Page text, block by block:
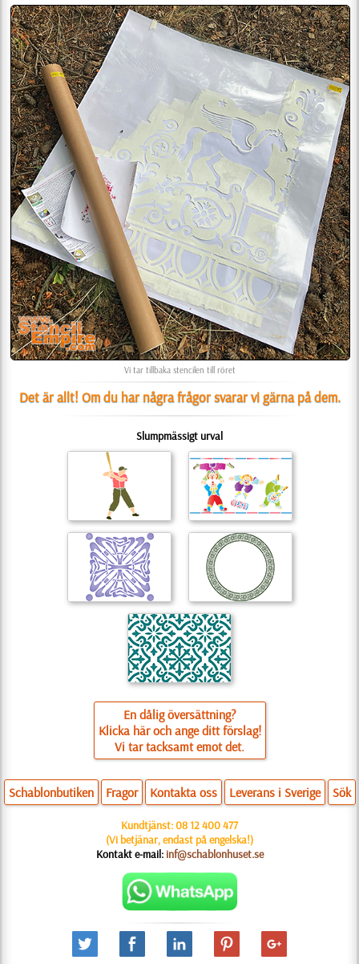
Vi tar tillbaka stencilen till röret
Det är allt! Om du har några frågor svarar vi gärna på dem.
Slumpmässigt urval
En dålig översättning?
Klicka här och ange ditt förslag!
Vi tar tacksamt emot det.
Schablonbutiken Fragor Kontakta oss Leverans i Sverige Sök
Kundtjänst:08 12 400 477
(Vi betjänar, endast på engelska!)
Kontakt e-mail: inf@schablonhuset.se